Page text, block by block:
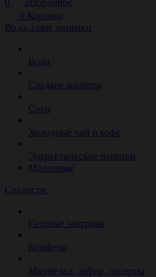
0 Корзина
Вода, соки, напитки
Вода
Сладкие напитки
Соки
Холодные чай и кофе
Энергетические напитки
Молочные
Сладости
Готовые завтраки
Конфеты
Мармелад, зефир, десерты